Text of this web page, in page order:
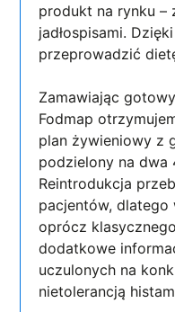
produkt na rynku –
jadłospisami.
przeprowadzić
Zamawiając
Fodmap
plan żywieniowy z
podzielony na dwa
Reintrodukcja
pacjentów, dlatego
oprócz
dodatkowe
uczulonych na
nietolerancją